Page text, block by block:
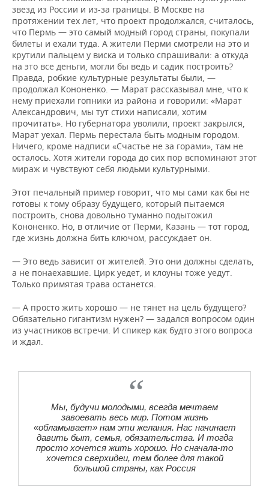
звезд из России и из-за границы. В Москве на
протяжении тех лет, что проект продолжался, считалось,
что Пермь — это самый модный город страны, покупали
билеты и ехали туда. А жители Перми смотрели на это и
крутили пальцем у виска и только спрашивали: а откуда
на это все деньги, могли бы ведь и садик построить?
Правда, робкие культурные результаты были, —
продолжал Кононенко. — Марат рассказывал мне, что к
нему приехали гопники из района и говорили: «Марат
Александрович, мы тут стихи написали, хотим
прочитать». Но губернатора уволили, проект закрылся,
Марат уехал. Пермь перестала быть модным городом.
Ничего, кроме надписи «Счастье не за горами», там не
осталось. Хотя жители города до сих пор вспоминают этот
мираж и чувствуют себя людьми культурными.
Этот печальный пример говорит, что мы сами как бы не
готовы к тому образу будущего, который пытаемся
построить, снова довольно туманно подытожил
Кононенко. Но, в отличие от Перми, Казань — тот город,
где жизнь должна бить ключом, рассуждает он.
— Это ведь зависит от жителей. Это они должны сделать,
а не понаехавшие. Цирк уедет, и клоуны тоже уедут.
Только примятая трава останется.
— А просто жить хорошо — не тянет на цель будущего?
Обязательно гигантизм нужен? — задался вопросом один
из участников встречи. И спикер как будто этого вопроса
и ждал.
Мы, будучи молодыми, всегда мечтаем
завоевать весь мир. Потом жизнь
«обламывает» нам эти желания. Нас начинает
давить быт, семья, обязательства. И тогда
просто хочется жить хорошо. Но сначала-то
хочется сверхидеи, тем более для такой
большой страны, как Россия